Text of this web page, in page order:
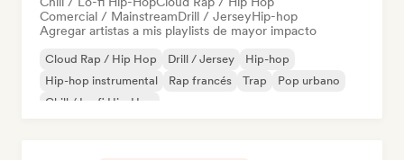
Comercial / MainstreamDrill / JerseyHip-hop
Agregar artistas a mis playlists de mayor impacto
Cloud Rap / Hip Hop Drill / Jersey
Hip-hop
Hip-hop instrumental
Rap francés Trap
Pop urbano
Chill / Lo-fi Hip-Hop